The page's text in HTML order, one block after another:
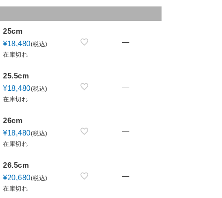
25cm
¥18,480 税込
在庫切れ
—
25.5cm
¥18,480 税込
在庫切れ
—
26cm
¥18,480 税込
在庫切れ
—
26.5cm
¥20,680 税込
在庫切れ
—